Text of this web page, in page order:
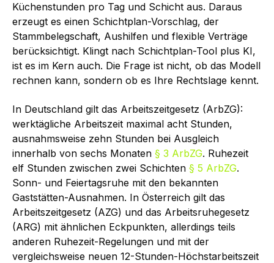
Küchenstunden pro Tag und Schicht aus. Daraus
erzeugt es einen Schichtplan-Vorschlag, der
Stammbelegschaft, Aushilfen und flexible Verträge
berücksichtigt. Klingt nach Schichtplan-Tool plus KI,
ist es im Kern auch. Die Frage ist nicht, ob das Modell
rechnen kann, sondern ob es Ihre Rechtslage kennt.
In Deutschland gilt das Arbeitszeitgesetz (ArbZG):
werktägliche Arbeitszeit maximal acht Stunden,
ausnahmsweise zehn Stunden bei Ausgleich
innerhalb von sechs Monaten § 3 ArbZG. Ruhezeit
elf Stunden zwischen zwei Schichten § 5 ArbZG.
Sonn- und Feiertagsruhe mit den bekannten
Gaststätten-Ausnahmen. In Österreich gilt das
Arbeitszeitgesetz (AZG) und das Arbeitsruhegesetz
(ARG) mit ähnlichen Eckpunkten, allerdings teils
anderen Ruhezeit-Regelungen und mit der
vergleichsweise neuen 12-Stunden-Höchstarbeitszeit